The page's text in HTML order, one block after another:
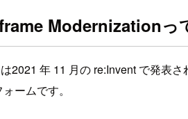
Modernizationっ
2021 年 11 月の re:Invent で発表
ームです。